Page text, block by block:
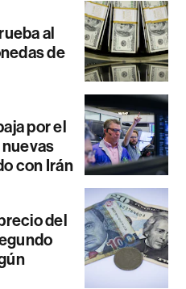
al
de
por el
con Irán
del